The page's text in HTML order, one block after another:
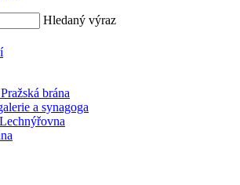
Hledaný výraz
brána
a synagoga